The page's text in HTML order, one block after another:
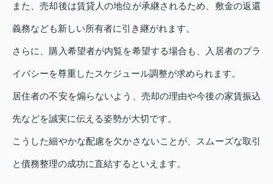
また、売却後は賃貸人の地位が承継されるため、敷金の返還
義務なども新しい所有者に引き継がれます。
さらに、購入希望者が内覧を希望する場合も、入居者のプラ
イバシーを尊重したスケジュール調整が求められます。
居住者の不安を煽らないよう、売却の理由や今後の家賃振込
先などを誠実に伝える姿勢が大切です。
こうした細やかな配慮を欠かさないことが、スムーズな取引
と債務整理の成功に直結するといえます。